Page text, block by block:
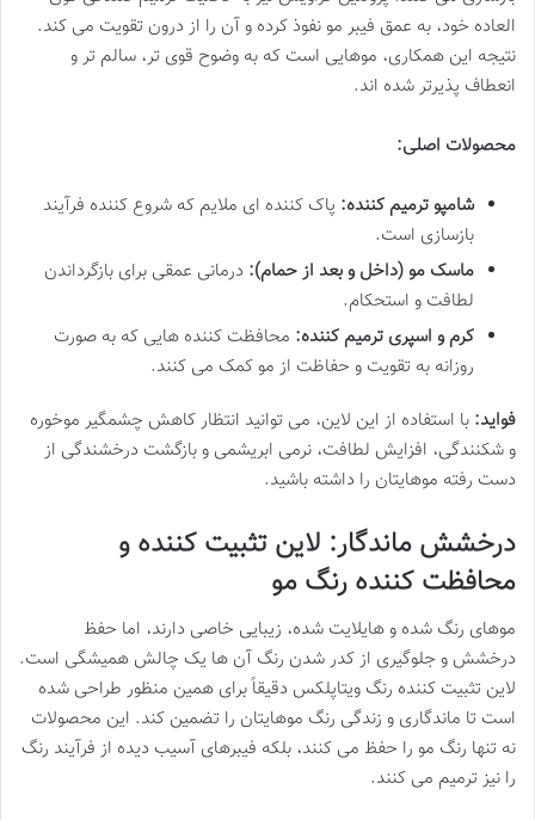
العاده خود، به عمق فیبر مو نفوذ کرده و آن را از درون تقویت می کند.
نتیجه این همکاری، موهایی است که به وضوح قوی تر، سالم تر و
انعطاف پذیرتر شده اند.
محصولات اصلی:
شامپو ترمیم کننده: پاک کننده ای ملایم که شروع کننده فرآیند
بازسازی است.
ماسک مو (داخل و بعد از حمام): درمانی عمقی برای بازگرداندن
لطافت و استحکام.
کرم و اسپری ترمیم کننده: محافظت کننده هایی که به صورت
روزانه به تقویت و حفاظت از مو کمک می کنند.
فواید: با استفاده از این لاین، می توانید انتظار کاهش چشمگیر موخوره
و شکنندگی، افزایش لطافت، نرمی ابریشمی و بازگشت درخشندگی از
دست رفته موهایتان را داشته باشید.
درخشش ماندگار: لاین تثبیت کننده و
محافظت کننده رنگ مو
موهای رنگ شده و هایلایت شده، زیبایی خاصی دارند، اما حفظ
درخشش و جلوگیری از کدر شدن رنگ آن ها یک چالش همیشگی است.
لاین تثبیت کننده رنگ ویتاپلکس دقیقاً برای همین منظور طراحی شده
است تا ماندگاری و زندگی رنگ موهایتان را تضمین کند. این محصولات
نه تنها رنگ مو را حفظ می کنند، بلکه فیبرهای آسیب دیده از فرآیند رنگ
را نیز ترمیم می کنند.